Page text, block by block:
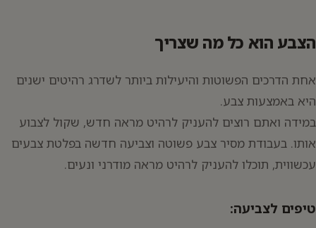
חיפוש:
הצבע הוא כל מה שצריך
אחת הדרכים הפשוטות והיעילות ביותר לשדרג רהיטים ישנים
היא באמצעות צבע.
במידה ואתם רוצים להעניק לרהיט מראה חדש, שקול לצבוע
אותו. בעבודת מסיר צבע פשוטה וצביעה חדשה בפלטת צבעים
עכשווית, תוכלו להעניק לרהיט מראה מודרני ונעים.
טיפים לצביעה: